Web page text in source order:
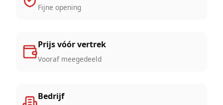
Fijne opening
Prijs vóór vertrek
Vooraf meegedeeld
Bedrijf